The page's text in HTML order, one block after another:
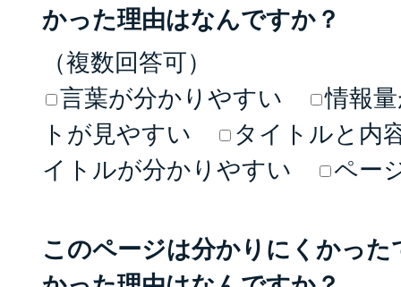
かった理由はなんですか？
（複数回答可）
言葉が分かりやすい
情報
トが見やすい
タイトルと内
イトルが分かりやすい
ペー
このページは分かりにくかっ